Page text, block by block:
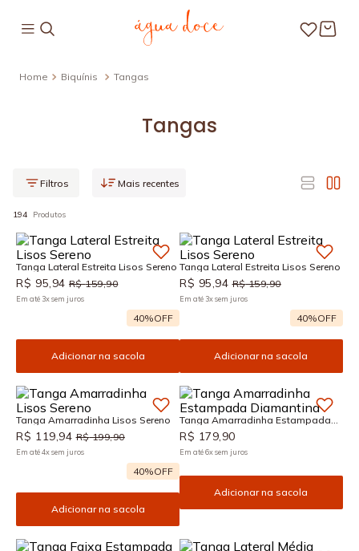
Biquínis Tangas
Tangas
Mais recentes
194 Produtos
Tanga Lateral Estreita Lisos Sereno
R$ 95,94 R$ 159,90
Em até 3xsem juros
40%OFF
Adicionar na sacola
Tanga Lateral Estreita Lisos Sereno
R$ 95,94 R$ 159,90
Em até 3xsem juros
40%OFF
Adicionar na sacola
Tanga Amarradinha Lisos Sereno
R$ 119,94 R$ 199,90
Em até4xsem juros
40%OFF
Adicionar na sacola
Tanga Amarradinha Estampada
Diamantina
R$ 179,90
Em até6xsem juros
Adicionar na sacola